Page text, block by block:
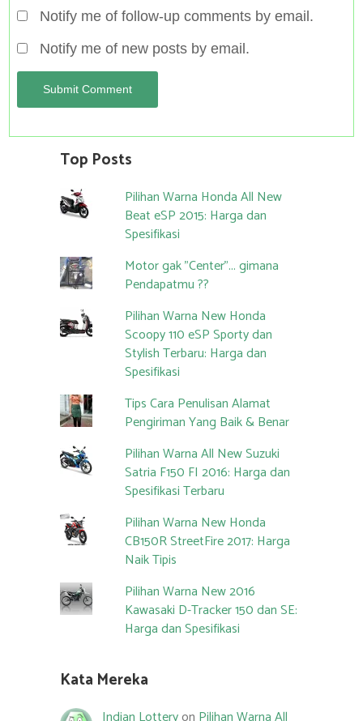
Notify me of follow-up comments by email.
Notify me of new posts by email.
Top Posts
Pilihan Warna Honda All New
Beat eSP 2015: Harga dan
Spesifikasi
Motor gak "Center"... gimana
Pendapatmu ??
Pilihan Warna New Honda
Scoopy 110 eSP Sporty dan
Stylish Terbaru: Harga dan
Spesifikasi
Tips Cara Penulisan Alamat
Pengiriman Yang Baik & Benar
Pilihan Warna All New Suzuki
Satria F150 FI 2016: Harga dan
Spesifikasi Terbaru
Pilihan Warna New Honda
CB150R StreetFire 2017: Harga
Naik Tipis
Pilihan Warna New 2016
Kawasaki D-Tracker 150 dan SE:
Harga dan Spesifikasi
Kata Mereka